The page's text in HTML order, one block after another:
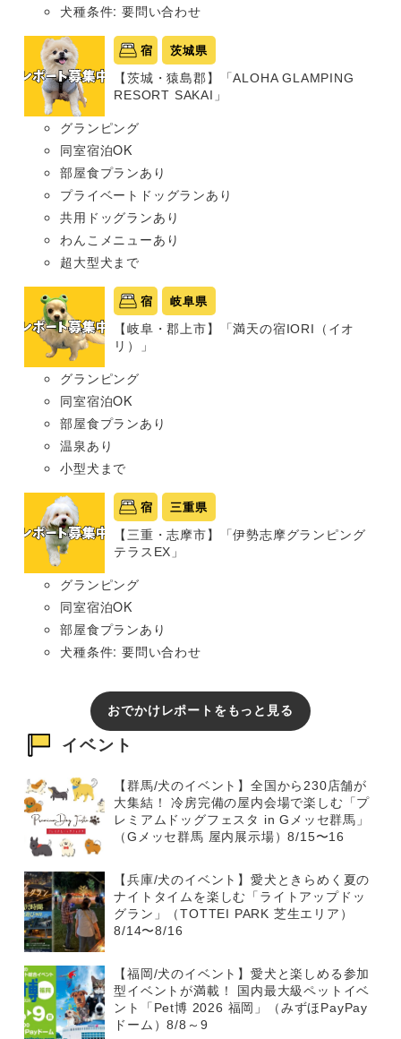
犬種条件: 要問い合わせ
宿 茨城県
【茨城・猿島郡】「ALOHA GLAMPING
RESORT SAKAI」
グランピング
同室宿泊OK
部屋食プランあり
プライベートドッグランあり
共用ドッグランあり
わんこメニューあり
超大型犬まで
宿 岐阜県
【岐阜・郡上市】「満天の宿IORI（イオ
リ）」
グランピング
同室宿泊OK
部屋食プランあり
温泉あり
小型犬まで
宿 三重県
【三重・志摩市】「伊勢志摩グランピング
テラスEX」
グランピング
同室宿泊OK
部屋食プランあり
犬種条件: 要問い合わせ
おでかけレポートをもっと見る
イベント
【群馬/犬のイベント】全国から230店舗が
大集結！ 冷房完備の屋内会場で楽しむ「プ
レミアムドッグフェスタ in Gメッセ群馬」
（Gメッセ群馬 屋内展示場）8/15〜16
【兵庫/犬のイベント】愛犬ときらめく夏の
ナイトタイムを楽しむ「ライトアップドッ
グラン」（TOTTEI PARK 芝生エリア）
8/14〜8/16
【福岡/犬のイベント】愛犬と楽しめる参加
型イベントが満載！ 国内最大級ペットイベ
ント「Pet博 2026 福岡」（みずほPayPay
ドーム）8/8～9